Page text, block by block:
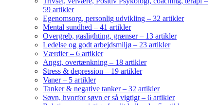
59 artikler
Egenomsorg, personlig udvikling – 32 artikler
Mental sundhed – 41 artikler
Overgreb, gaslighting, grænser – 13 artikler
Ledelse og godt arbejdsmiljø – 23 artikler
Værdier – 6 artikler
Angst, overtænkning – 18 artikler
Stress & depression – 19 artikler
Vaner – 5 artikler
Tanker & negative tanker – 32 artikler
Søvn, hvorfor søvn er så vigtigt – 6 artikler